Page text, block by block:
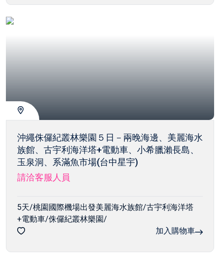
沖繩侏儸紀叢林樂園５日－兩晚海邊、美麗海水
族館、古宇利海洋塔+電動車、小希臘瀨長島、
玉泉洞、系滿魚市場(台中星宇)
請洽客服人員
5天/桃園國際機場出發美麗海水族館/古宇利海洋塔
+電動車/侏儸紀叢林樂園/
加入購物車